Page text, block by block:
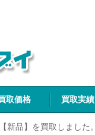
取価格 買取実績
新品】を買取しました。